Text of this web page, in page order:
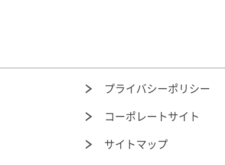
プライバシーポリシー
コーポレートサイト
サイトマップ